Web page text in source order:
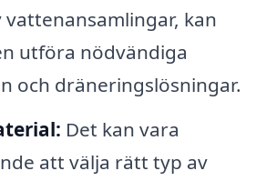
vattenansamlingar, kan
utföra nödvändiga
och dräneringslösningar.
Det kan vara
att välja rätt typ av